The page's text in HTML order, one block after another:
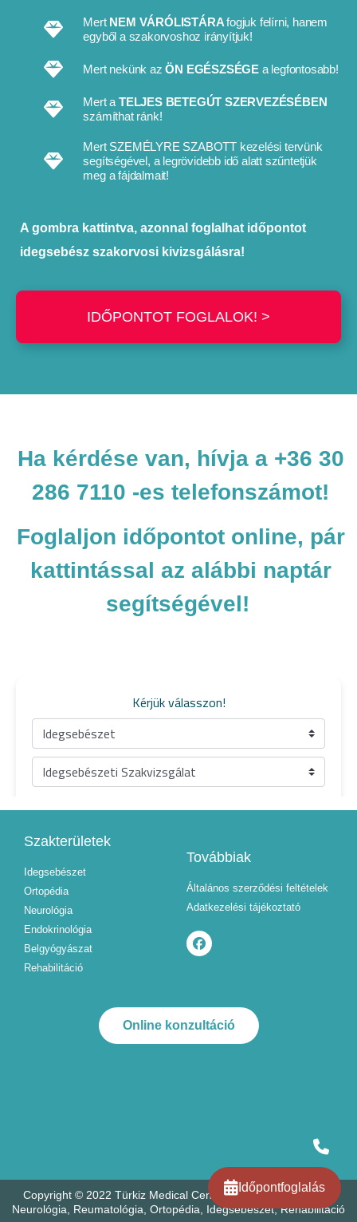
Mert NEM VÁRÓLISTÁRAfogjuk felírni, hanem
egyből a szakorvoshoz irányítjuk!
Mert nekünk azÖN EGÉSZSÉGE a legfontosabb!
Mert a TELJES BETEGÚT SZERVEZÉSÉBEN
számíthat ránk!
Mert SZEMÉLYRE SZABOTT kezelési tervünk
segítségével, a legrövidebb idő alatt szűntetjük
meg a fájdalmait!
A gombra kattintva, azonnal foglalhat időpontot
idegsebész szakorvosi kivizsgálásra!
IDŐPONTOT FOGLALOK! >
Ha kérdése van, hívja a +36 30
286 7110 -es telefonszámot!
Foglaljon időpontot online, pár
kattintással az alábbi naptár
segítségével!
Szakterületek
Idegsebészet
Ortopédia
Neurológia
Endokrinológia
Belgyógyászat
Rehabilitáció
Továbbiak
Általános szerződési feltételek
Adatkezelési tájékoztató
Online konzultáció
Copyright © 2022 Türkiz Medical Center Kft. - Endokrinológia,
Neurológia, Reumatológia, Ortopédia, Idegsebészet, Rehabilitáció
Időpontfoglalás